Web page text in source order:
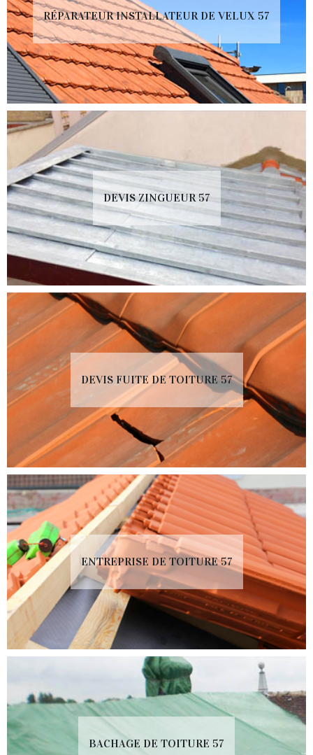
RÉPARATEUR INSTALLATEUR DE VELUX 57
DEVIS ZINGUEUR 57
DEVIS FUITE DE TOITURE 57
ENTREPRISE DE TOITURE 57
BACHAGE DE TOITURE 57